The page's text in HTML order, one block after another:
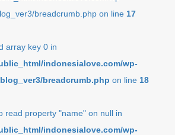
breadcrumb.php on line 17
array key 0 in
indonesialove.com/wp-
breadcrumb.php on line 18
read property "name" on null in
indonesialove.com/wp-